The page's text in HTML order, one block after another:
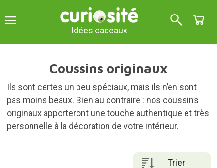
Idées cadeaux
Coussins originaux
Ils sont certes un peu spéciaux, mais ils n’en sont
pas moins beaux. Bien au contraire : nos coussins
originaux apporteront une touche authentique et très
personnelle à la décoration de votre intérieur.
Trier